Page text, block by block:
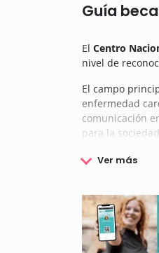
Guía
El Centro
nivel de
El campo
enfermedad
comunicación
para la sociedad.
Además de la
Para
esfuerzo de
evaluados de